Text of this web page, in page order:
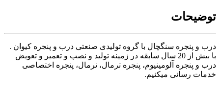
توضیحات
درب و پنجره سنگچال با گروه تولیدی صنعتی درب و پنجره کیوان .
با بیش از 20 سال سابقه در زمینه تولید و نصب و تعمیر و تعویض
درب و پنجره آلومینیوم، پنجره ترمال، نرمال، پنجره اختصاصی
خدمات رسانی میکنیم.